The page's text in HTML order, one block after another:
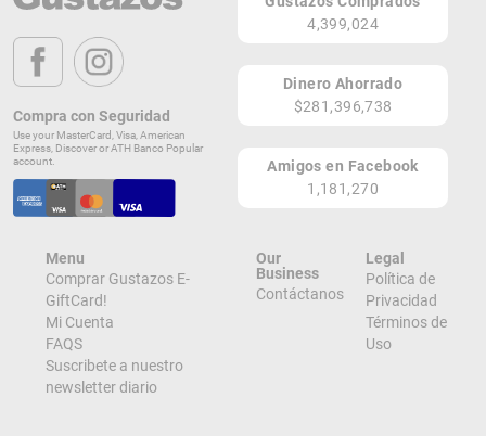
GUAYNABO
Lugares de Redención
¡Ver todos en el Mapa!
559 Calle Hillside
GUAYNABO 00920
PR
¡Localizar en el Mapa!
Compra con Seguridad
Use your MasterCard, Visa, American
Express, Discover or ATH Banco Popular
account.
4,399,024
Dinero Ahorrado
$281,396,738
Amigos en Facebook
1,181,270
Menu
Comprar Gustazos E-
GiftCard!
Mi Cuenta
FAQS
Suscribete a nuestro
newsletter diario
Our
Business
Contáctanos
Legal
Política de
Privacidad
Términos de
Uso